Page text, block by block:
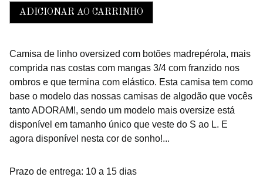
ADICIONAR AO CARRINHO
Camisa de linho oversized com botões madrepérola, mais
comprida nas costas com mangas 3/4 com franzido nos
ombros e que termina com elástico. Esta camisa tem como
base o modelo das nossas camisas de algodão que vocês
tanto ADORAM!, sendo um modelo mais oversize está
disponível em tamanho único que veste do S ao L. E
agora disponível nesta cor de sonho!...
Prazo de entrega: 10 a 15 dias